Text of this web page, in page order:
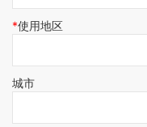
使用地区
城市